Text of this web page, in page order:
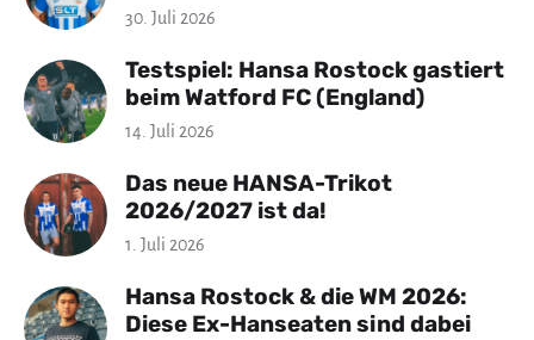
30. Juli 2026
Testspiel: Hansa Rostock gastiert
beim Watford FC (England)
14. Juli 2026
Das neue HANSA-Trikot
2026/2027 ist da!
1. Juli 2026
Hansa Rostock & die WM 2026:
Diese Ex-Hanseaten sind dabei